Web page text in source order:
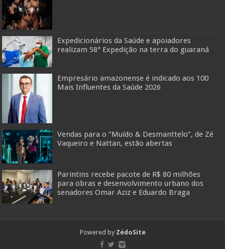
Expedicionários da Saúde e apoiadores
realizam 58ª Expedição na terra do guaraná
Empresário amazonense é indicado aos 100
Mais Influentes da Saúde 2026
Vendas para o “Muído & Desmanttelo”, de Zé
Vaqueiro e Nattan, estão abertas
Parintins recebe pacote de R$ 80 milhões
para obras e desenvolvimento urbano dos
senadores Omar Aziz e Eduardo Braga
Powered by ZédoSite